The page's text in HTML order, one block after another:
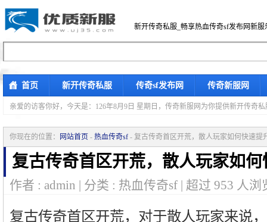
新开传奇私服_畅享热血传奇sf发布网新服
首页 新开传奇私服 传奇sf发布网 传奇新服网
亲爱的访客你好， 今天是：126年8月9日 星期日，传奇新服网为你提供新开传奇
你现在的位置： 网站首页 - 热血传奇sf - 复古传奇首区开荒，散人玩家如何快速提
复古传奇首区开荒，散人玩家如
作者 : admin | 分类 : 热血传奇sf | 超过 953 人浏
复古传奇首区开荒，对于散人玩家来说